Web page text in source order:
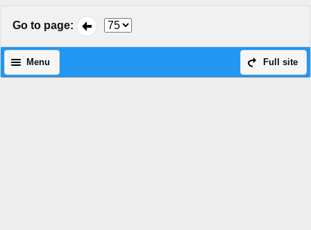
Go to page:
Full site
Menu